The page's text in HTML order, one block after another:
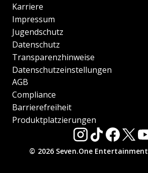
Karriere
Impressum
Jugendschutz
Datenschutz
Transparenzhinweise
Datenschutzeinstellungen
AGB
Compliance
Barrierefreiheit
Produktplatzierungen
© 2026 Seven.One